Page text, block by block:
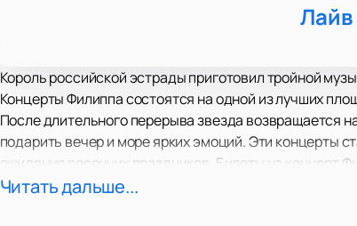
Король российской эстрады приготовил тройной
Концерты Филиппа состоятся на одной из лучших
После длительного перерыва звезда возвращается
подарить вечер и море ярких эмоций. Эти концерты
ожидания весенних праздников. Билеты на концерт
Новое шоу Киркорова точно удивит вас
Читать дальше...